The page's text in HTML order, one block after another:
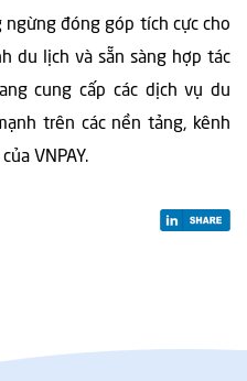
ngừng đóng góp tích cực cho
du lịch và sẵn sàng hợp tác
cung cấp các dịch vụ du
trên các nền tảng, kênh
VNPAY.